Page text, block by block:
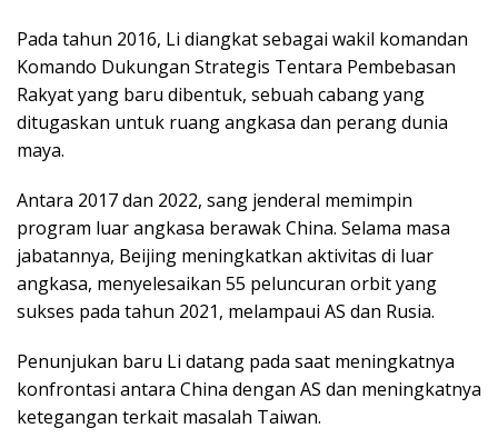
Pada tahun 2016, Li diangkat sebagai wakil komandan
Komando Dukungan Strategis Tentara Pembebasan
Rakyat yang baru dibentuk, sebuah cabang yang
ditugaskan untuk ruang angkasa dan perang dunia
maya.
Antara 2017 dan 2022, sang jenderal memimpin
program luar angkasa berawak China. Selama masa
jabatannya, Beijing meningkatkan aktivitas di luar
angkasa, menyelesaikan 55 peluncuran orbit yang
sukses pada tahun 2021, melampaui AS dan Rusia.
Penunjukan baru Li datang pada saat meningkatnya
konfrontasi antara China dengan AS dan meningkatnya
ketegangan terkait masalah Taiwan.